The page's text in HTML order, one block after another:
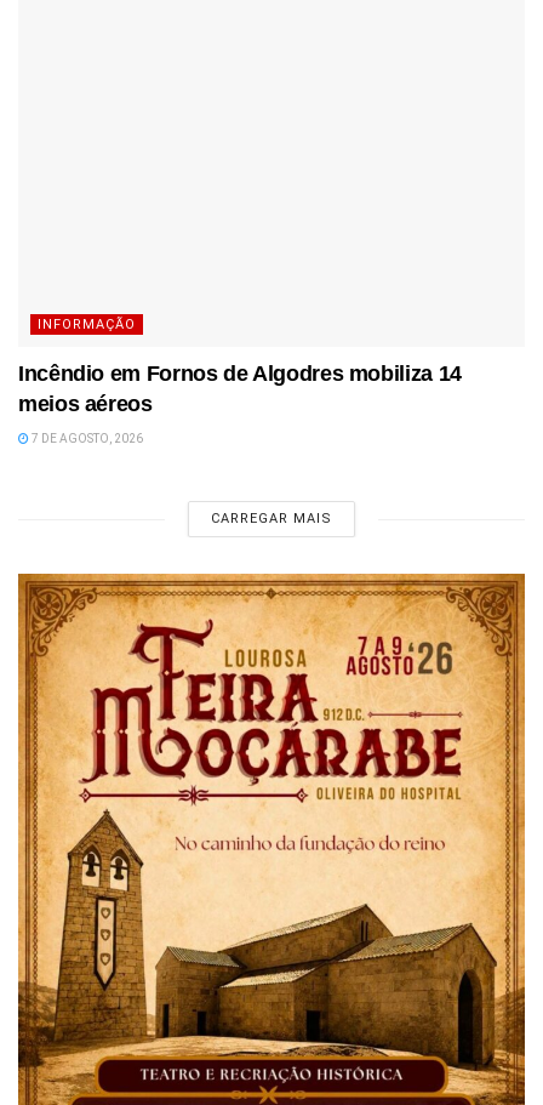
INFORMAÇÃO
Incêndio em Fornos de Algodres mobiliza 14
meios aéreos
7 DE AGOSTO, 2026
CARREGAR MAIS